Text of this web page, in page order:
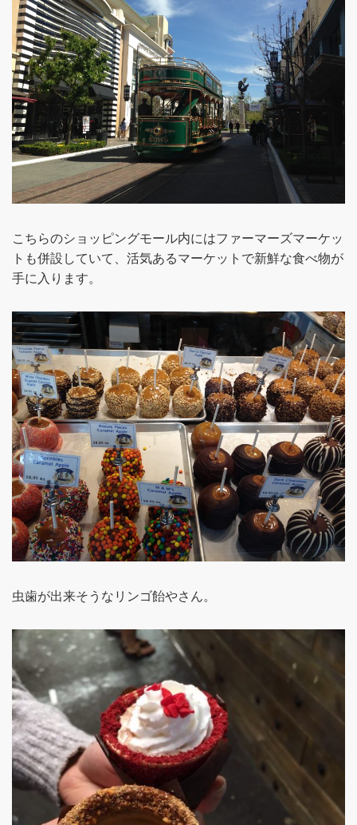
こちらのショッピングモール内にはファーマーズマーケッ
トも併設していて、活気あるマーケットで新鮮な食べ物が
手に入ります。
虫歯が出来そうなリンゴ飴やさん。